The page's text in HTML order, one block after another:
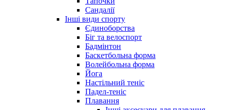
Сандалії
Інші види спорту
Єдиноборства
Біг та велоспорт
Бадмінтон
Баскетбольна форма
Волейбольна форма
Йога
Настільний теніс
Падел-теніс
Плавання